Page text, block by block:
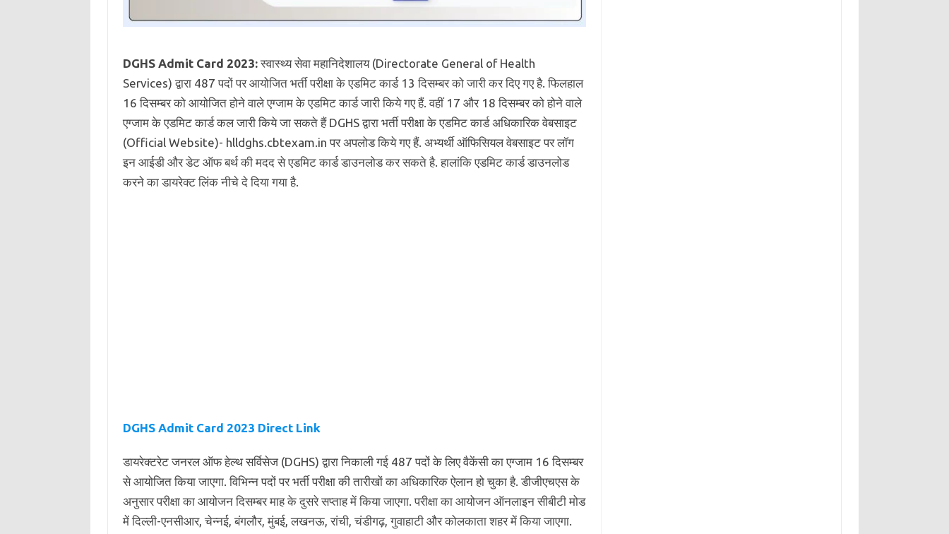
DGHS Admit Card 2023:स्वास्थ्य सेवा महानिदेशालय (Directorate General of Health
Services) द्वारा 487 पदों पर आयोजित भर्ती परीक्षा के एडमिट कार्ड 13 दिसम्बर को जारी कर दिए गए है. फिलहाल
16 दिसम्बर को आयोजित होने वाले एग्जाम के एडमिट कार्ड जारी किये गए हैं. वहीं 17 और 18 दिसम्बर को होने वाले
एग्जाम के एडमिट कार्ड कल जारी किये जा सकते हैं DGHS द्वारा भर्ती परीक्षा के एडमिट कार्ड अधिकारिक वेबसाइट
(Official Website)- hlldghs.cbtexam.in पर अपलोड किये गए हैं. अभ्यर्थी ऑफिसियल वेबसाइट पर लॉग
इन आईडी और डेट ऑफ बर्थ की मदद से एडमिट कार्ड डाउनलोड कर सकते है. हालांकि एडमिट कार्ड डाउनलोड
करने का डायरेक्ट लिंक नीचे दे दिया गया है.
DGHS Admit Card 2023 Direct Link
डायरेक्टरेट जनरल ऑफ हेल्थ सर्विसेज (DGHS) द्वारा निकाली गई 487 पदों के लिए वैकेंसी का एग्जाम 16 दिसम्बर
से आयोजित किया जाएगा. विभिन्न पदों पर भर्ती परीक्षा की तारीखों का अधिकारिक ऐलान हो चुका है. डीजीएचएस के
अनुसार परीक्षा का आयोजन दिसम्बर माह के दुसरे सप्ताह में किया जाएगा. परीक्षा का आयोजन ऑनलाइन सीबीटी मोड
में दिल्ली-एनसीआर, चेन्नई, बंगलौर, मुंबई, लखनऊ, रांची, चंडीगढ़, गुवाहाटी और कोलकाता शहर में किया जाएगा.